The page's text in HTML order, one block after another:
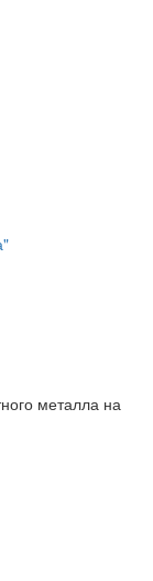
металла на